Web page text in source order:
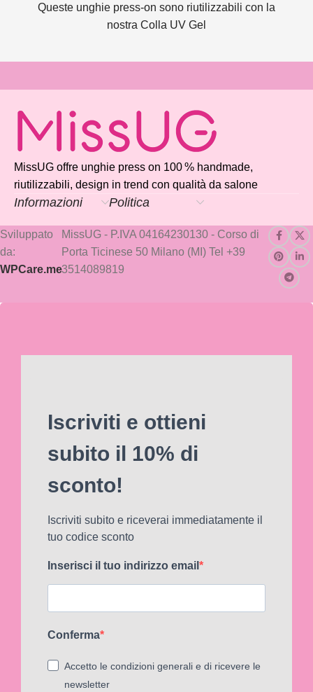
Queste unghie press-on sono riutilizzabili con la
nostra Colla UV Gel
MissUG offre unghie press on 100 % handmade,
riutilizzabili, design in trend con qualità da salone
Informazioni Politica
Sviluppato
da:
WPCare.me
MissUG - P.IVA 04164230130 - Corso di
Porta Ticinese 50 Milano (MI) Tel +39
3514089819
Iscriviti e ottieni
subito il 10% di
sconto!
Iscriviti subito e riceverai immediatamente il
tuo codice sconto
Inserisci il tuo indirizzo email
Conferma
Accetto le condizioni generali e di ricevere le
newsletter